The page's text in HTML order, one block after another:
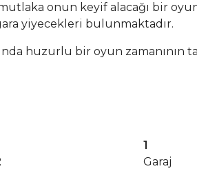
onun keyif alacağı bir
yiyecekleri bulunmaktadır.
huzurlu bir oyun zamanının
1
Garaj